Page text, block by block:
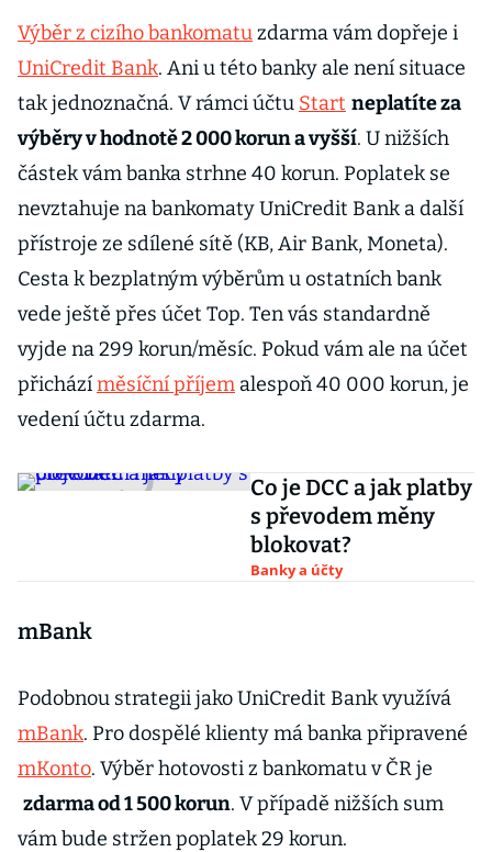
Výběr z cizího bankomatuzdarma vám dopřeje i
UniCredit Bank. Ani u této banky ale není situace
tak jednoznačná. V rámci účtu Start neplatíte za
výběry v hodnotě 2 000 korun a vyšší. U nižších
částek vám banka strhne 40 korun. Poplatek se
nevztahuje na bankomaty UniCredit Bank a další
přístroje ze sdílené sítě (KB, Air Bank, Moneta).
Cesta k bezplatným výběrům u ostatních bank
vede ještě přes účet Top. Ten vás standardně
vyjde na 299 korun/měsíc. Pokud vám ale na účet
přicházíměsíční příjem alespoň 40 000 korun, je
vedení účtu zdarma.
Co je DCC a jak platby
s převodem měny
blokovat?
Banky a účty
mBank
Podobnou strategii jako UniCredit Bank využívá
mBank. Pro dospělé klienty má banka připravené
mKonto. Výběr hotovosti z bankomatu v ČR je
zdarma od 1 500 korun. V případě nižších sum
vám bude stržen poplatek 29 korun.